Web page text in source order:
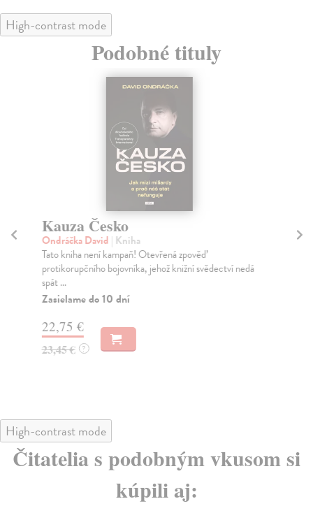
High-contrast mode
Podobné tituly
Kauza Česko
Ondráčka David | Kniha
Tato kniha není kampaň! Otevřená zpověď
protikorupčního bojovníka, jehož knižní svědectví nedá
spát ...
Zasielame do 10 dní
22,75 €
23,45 € ?
a
High-contrast mode
Čitatelia s podobným vkusom si
kúpili aj: